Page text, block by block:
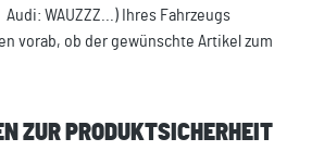
Audi: WAUZZZ...) Ihres Fahrzeugs
vorab, ob der gewünschte Artikel zum
ZUR PRODUKTSICHERHEIT